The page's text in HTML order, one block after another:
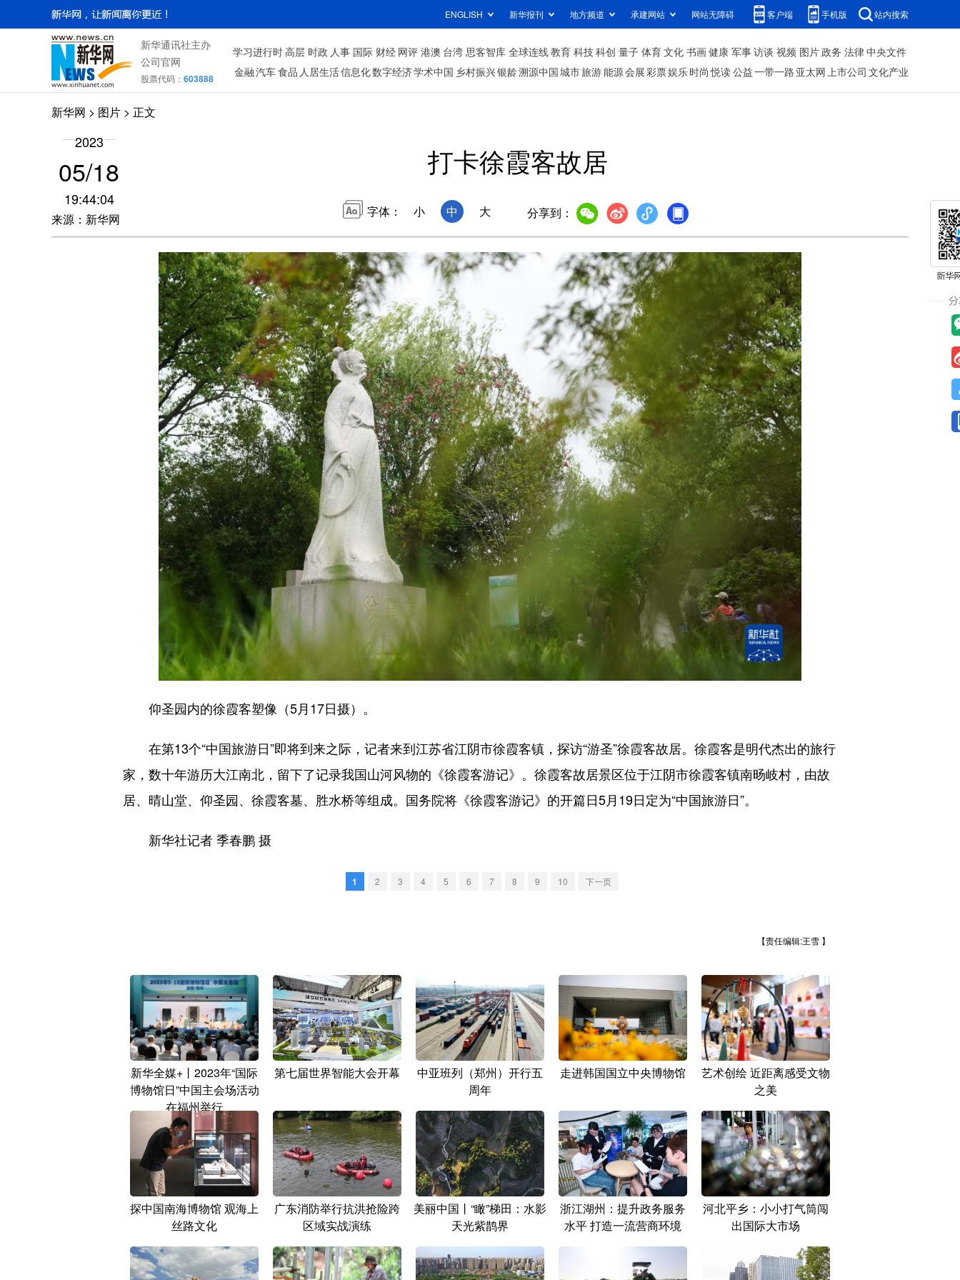
ENGLISH 新华报刊 地方频道 承建网站 网站无障碍 客户端 手机版 站内搜索
新华通讯社主办
公司官网
股票代码： 603888
学习进行时高层 时政 人事 国际 财经 网评 港澳 台湾 思客智库 全球连线教育 科技科创 量子 体育文化 书画健康 军事访谈 视频 图片政务 法律中央文件
金融汽车食品 人居生活信息化数字经济学术中国 乡村振兴银龄溯源中国城市旅游能源会展彩票娱乐时尚 悦读公益一带一路 亚太网上市公司 文化产业
新华网 > 图片 > 正文
2023
05/18
19:44:04
来源：新华网
打卡徐霞客故居
字体： 小 中 大 分享到：
仰圣园内的徐霞客塑像（5月17日摄）。
在第13个“中国旅游日”即将到来之际，记者来到江苏省江阴市徐霞客镇，探访“游圣”徐霞客故居。徐霞客是明代杰出的旅行
家，数十年游历大江南北，留下了记录我国山河风物的《徐霞客游记》。徐霞客故居景区位于江阴市徐霞客镇南旸岐村，由故
居、晴山堂、仰圣园、徐霞客墓、胜水桥等组成。国务院将《徐霞客游记》的开篇日5月19日定为“中国旅游日”。
新华社记者 季春鹏 摄
1 2 3 4 5 6 7 8 9 10 下一页
【责任编辑:王雪 】
新华全媒+丨2023年“国际
博物馆日”中国主会场活动
在福州举行
第七届世界智能大会开幕
中亚班列（郑州）开行五
周年
走进韩国国立中央博物馆
艺术创绘 近距离感受文物
之美
探中国南海博物馆 观海上
丝路文化
广东消防举行抗洪抢险跨
区域实战演练
美丽中国丨“瞰”梯田：水影
天光紫鹊界
浙江湖州：提升政务服务
水平 打造一流营商环境
河北平乡：小小打气筒闯
出国际大市场